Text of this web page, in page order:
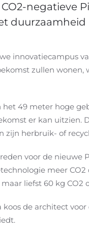
negatieve
innovatiecampus
zullen
49 meter hoge
er kan uitzien.
zijn herbruik- of
voor de nieuwe
meer
liefst 60 kg CO2
de architect